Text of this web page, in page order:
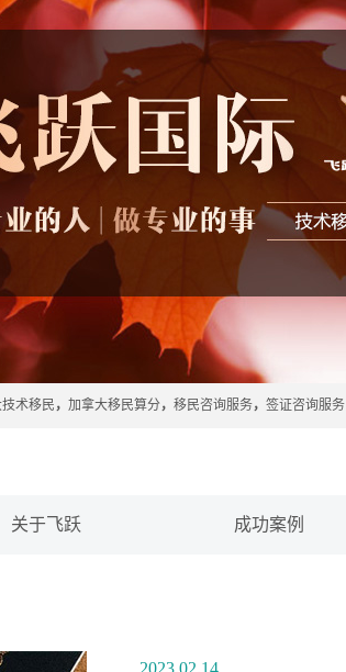
术移民 ， 加拿大移民算分， 移民咨询服务， 签证咨询服务
关于飞跃 成功案例
2023.02.14